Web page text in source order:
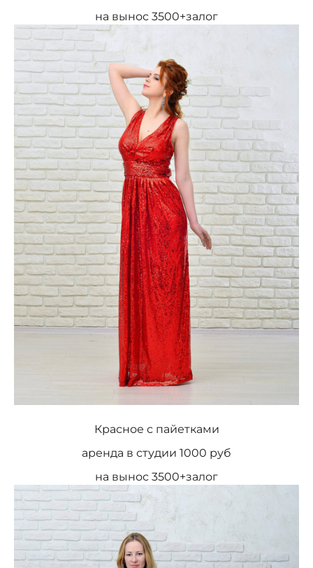
на вынос 3500+залог
Красное с пайетками
аренда в студии 1000 руб
на вынос 3500+залог